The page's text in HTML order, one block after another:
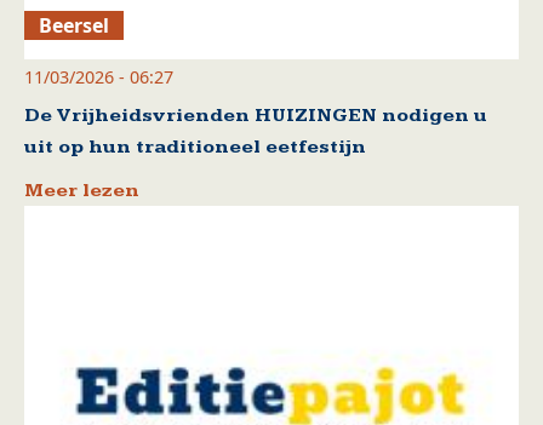
Beersel
11/03/2026 - 06:27
De Vrijheidsvrienden HUIZINGEN nodigen u
uit op hun traditioneel eetfestijn
Meer lezen